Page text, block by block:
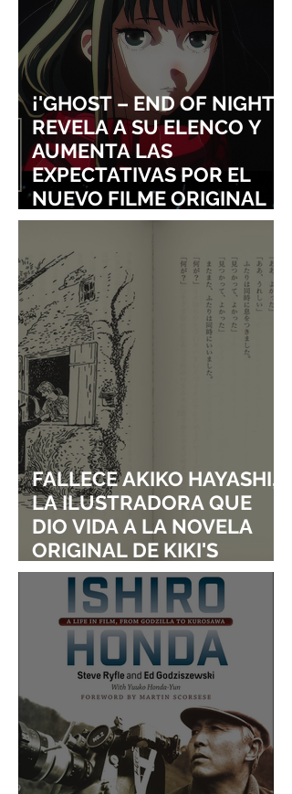
¡'GHOST – END OF NIGHT'
REVELA A SU ELENCO Y
AUMENTA LAS
EXPECTATIVAS POR EL
NUEVO FILME ORIGINAL
DE SHINGO NATSUME!
FALLECE AKIKO HAYASHI,
LA ILUSTRADORA QUE
DIO VIDA A LA NOVELA
ORIGINAL DE KIKI'S
DELIVERY SERVICE